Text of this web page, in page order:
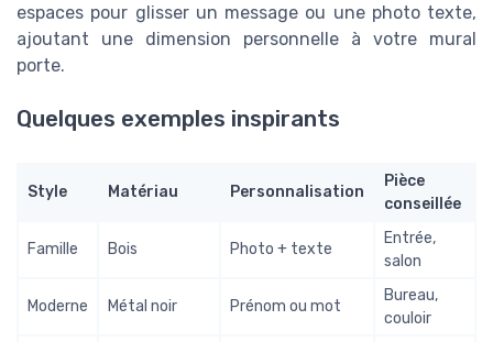
espaces pour glisser un message ou une photo texte,
ajoutant une dimension personnelle à votre mural
porte.
Quelques exemples inspirants
Style Matériau Personnalisation
Pièce
conseillée
Famille Bois Photo + texte
Entrée,
salon
Moderne Métal noir Prénom ou mot
Bureau,
couloir